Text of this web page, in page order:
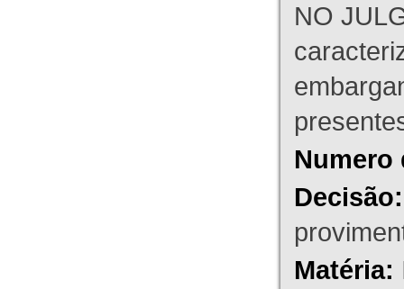
NO
Numero
Decisão:
Matéria: